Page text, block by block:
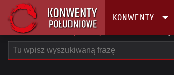
KONWENTY
Główna